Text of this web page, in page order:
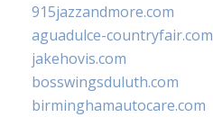
915jazzandmore.com
aguadulce-countryfair.com
jakehovis.com
bosswingsduluth.com
birminghamautocare.com